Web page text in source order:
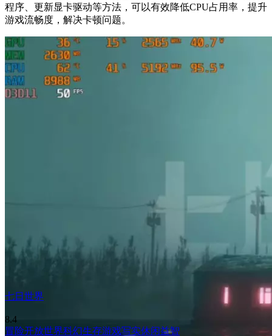
程序、更新显卡驱动等方法，可以有效降低CPU占用率，提升
游戏流畅度，解决卡顿问题。
七日世界
8.4
冒险开放世界科幻生存游戏写实休闲益智